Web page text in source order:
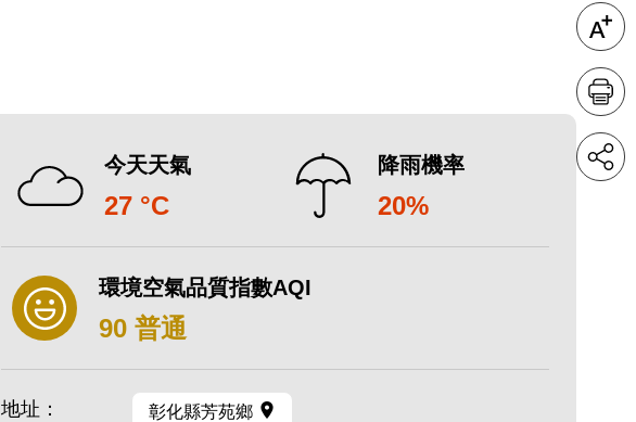
今天天氣
27 °C
降雨機率
20%
環境空氣品質指數AQI
90 普通
地址： 彰化縣芳苑鄉